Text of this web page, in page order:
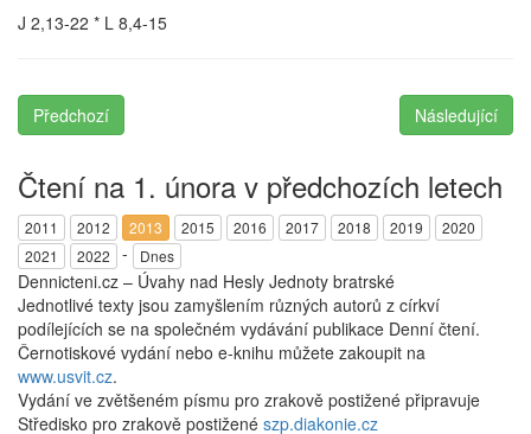
J 2,13-22 * L 8,4-15
Předchozí Následující
Čtení na 1. února v předchozích letech
2011 2012 2013 2015 2016 2017 2018 2019
2020
2021
2022 - Dnes
Dennicteni.cz – Úvahy nad Hesly Jednoty bratrské
Jednotlivé texty jsou zamyšlením různých autorů z církví
podílejících se na společném vydávání publikace Denní čtení.
Černotiskové vydání nebo e-knihu můžete zakoupit na
www.usvit.cz.
Vydání ve zvětšeném písmu pro zrakově postižené připravuje
Středisko pro zrakově postižené szp.diakonie.cz